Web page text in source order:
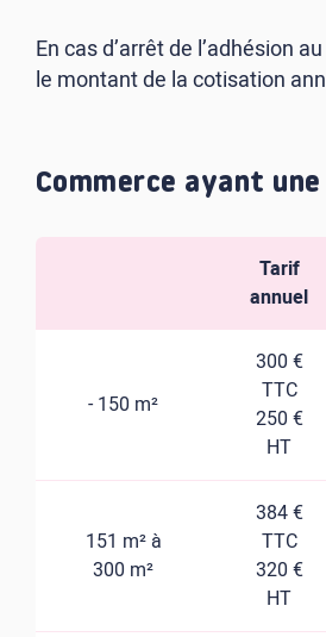
En cas d’arrêt de l’adhésion
le montant de la cotisation
Commerce ayant
Tarif
annuel
- 150 m²
300 €
TTC
250 €
HT
151 m² à
300 m²
384 €
TTC
320 €
HT